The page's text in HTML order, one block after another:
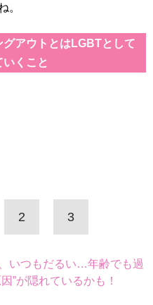
。
グアウトとはLGBTとして
いくこと
2 3
いつもだるい…年齢でも過
”が隠れているかも！